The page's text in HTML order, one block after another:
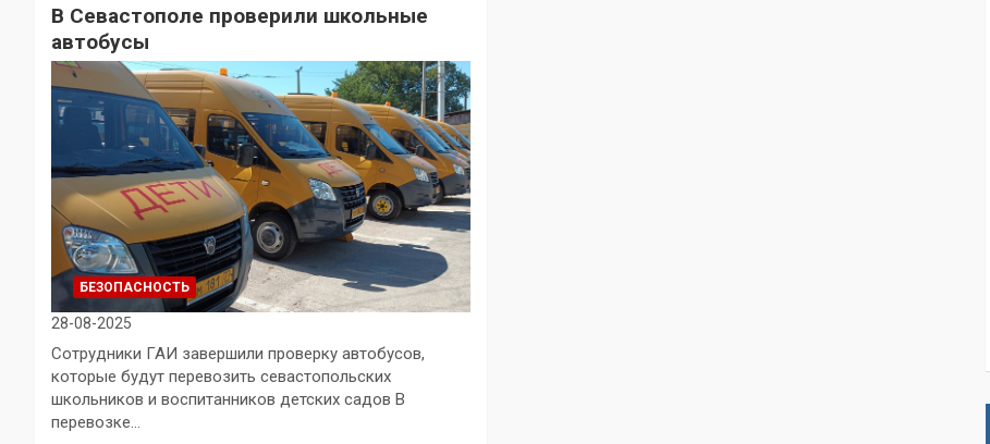
В Севастополе проверили школьные
автобусы
БЕЗОПАСНОСТЬ
28-08-2025
Сотрудники ГАИ завершили проверку автобусов,
которые будут перевозить севастопольских
школьников и воспитанников детских садов В
перевозке…